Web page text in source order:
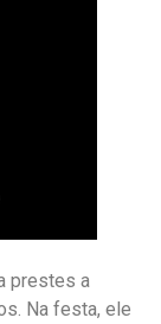
prestes a
Na festa, ele